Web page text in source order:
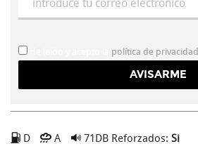
política de privacidad
D A 71DB Reforzados: Si